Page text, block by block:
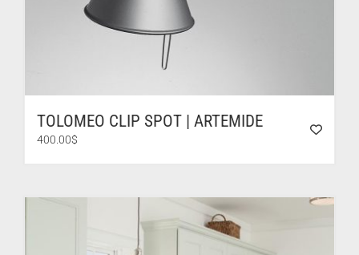
TOLOMEO CLIP SPOT | ARTEMIDE
400.00$